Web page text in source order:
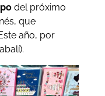
del próximo
que
año, por